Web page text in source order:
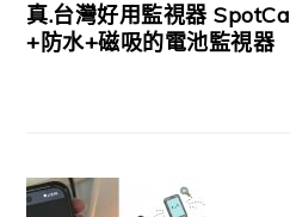
真.台灣好用監視器
+防水+磁吸的電池監視器